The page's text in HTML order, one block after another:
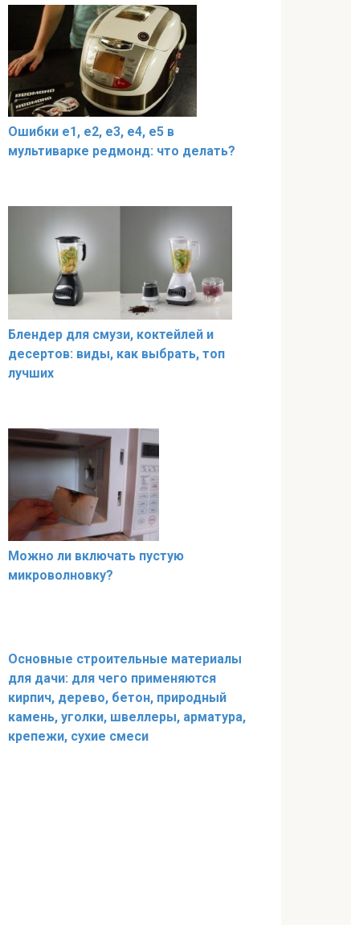
Ошибки е1, е2, е3, е4, е5 в
мультиварке редмонд: что делать?
Блендер для смузи, коктейлей и
десертов: виды, как выбрать, топ
лучших
Можно ли включать пустую
микроволновку?
Основные строительные материалы
для дачи: для чего применяются
кирпич, дерево, бетон, природный
камень, уголки, швеллеры, арматура,
крепежи, сухие смеси